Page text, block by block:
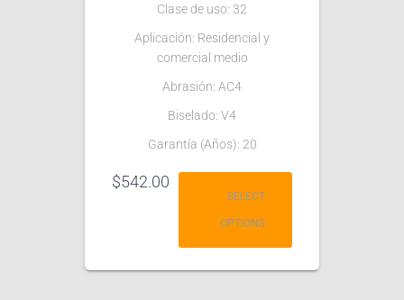
Clase de uso: 32
Aplicación: Residencial y
comercial medio
Abrasión: AC4
Biselado: V4
Garantía (Años): 20
$542.00
SELECT
OPTIONS